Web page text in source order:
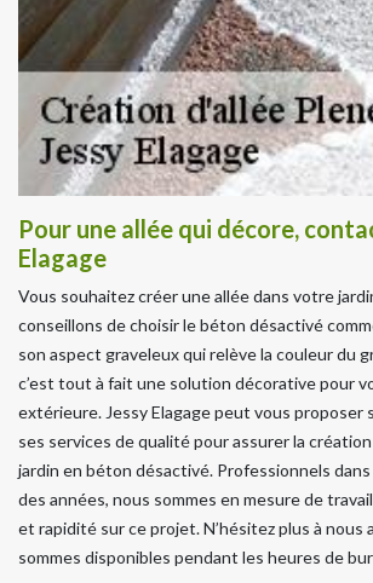
Pour une allée qui décore,
Elagage
Vous souhaitez créer une allée dans votre
conseillons de choisir le béton désactivé
son aspect graveleux qui relève la couleur du
c’est tout à fait une solution décorative pour
extérieure. Jessy Elagage peut vous proposer
ses services de qualité pour assurer la
jardin en béton désactivé. Professionnels
des années, nous sommes en mesure de
et rapidité sur ce projet. N’hésitez plus à nous
sommes disponibles pendant les heures de